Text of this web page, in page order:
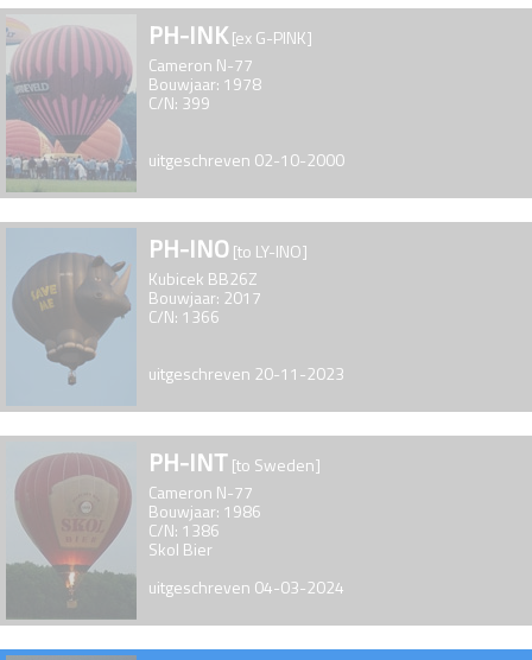
PH-INK[ex G-PINK]
Cameron N-77
Bouwjaar: 1978
C/N: 399
uitgeschreven 02-10-2000
PH-INO[to LY-INO]
Kubicek BB26Z
Bouwjaar: 2017
C/N: 1366
uitgeschreven 20-11-2023
PH-INT[to Sweden]
Cameron N-77
Bouwjaar: 1986
C/N: 1386
Skol Bier
uitgeschreven 04-03-2024